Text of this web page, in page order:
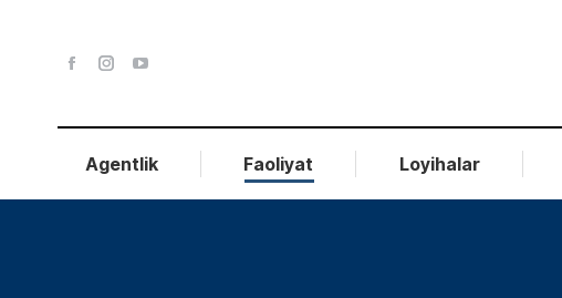
Agentlik Faoliyat Loyihalar